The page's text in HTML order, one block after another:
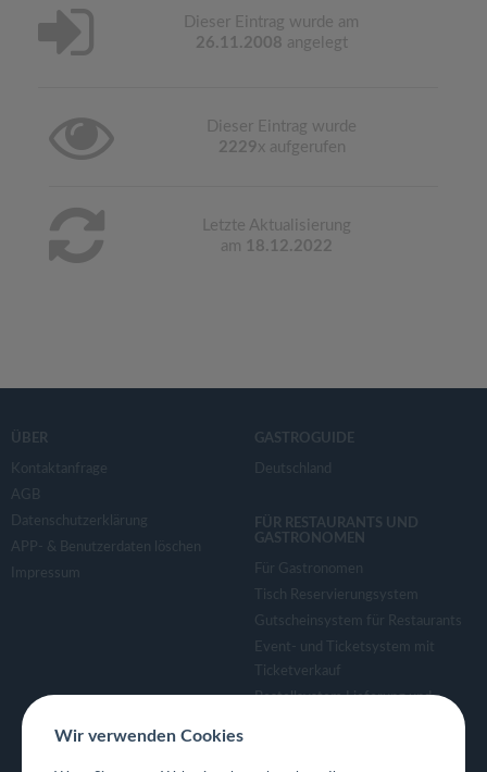
Dieser Eintrag wurde am
26.11.2008 angelegt
Dieser Eintrag wurde
2229x aufgerufen
Letzte Aktualisierung
am 18.12.2022
ÜBER
Kontaktanfrage
AGB
Datenschutzerklärung
APP- & Benutzerdaten löschen
Impressum
GASTROGUIDE
Deutschland
FÜR RESTAURANTS UND
GASTRONOMEN
Für Gastronomen
Tisch Reservierungsystem
Gutscheinsystem für Restaurants
Event- und Ticketsystem mit
Ticketverkauf
Bestellsystem Lieferung und
Wir verwenden Cookies